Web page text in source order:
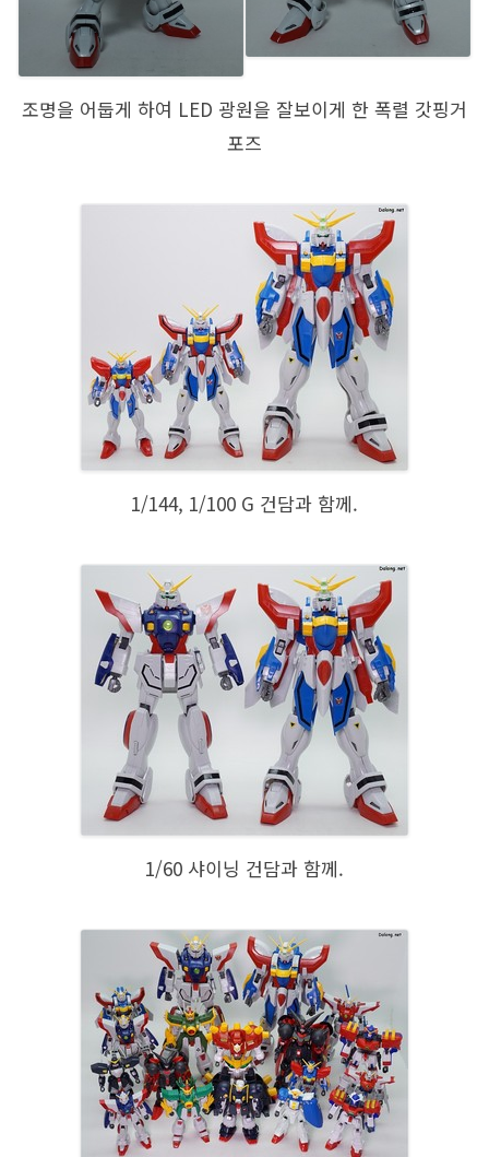
조명을 어둡게 하여 LED 광원을 잘보이게 한 폭렬 갓핑거
포즈
1/144, 1/100 G 건담과 함께.
1/60 샤이닝 건담과 함께.